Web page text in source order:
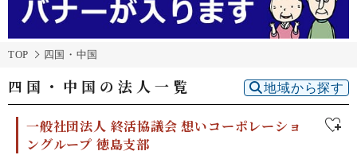
TOP 四国・中国
四国・中国の法人一覧 地域から探す
一般社団法人 終活協議会 想いコーポレーショ
ングループ 徳島支部